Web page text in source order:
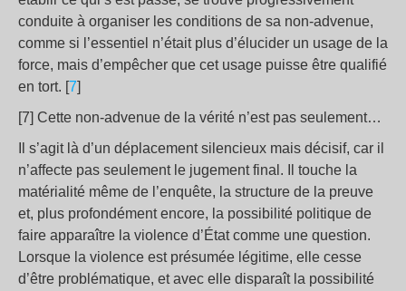
conduite à organiser les conditions de sa non-advenue,
comme si l’essentiel n’était plus d’élucider un usage de la
force, mais d’empêcher que cet usage puisse être qualifié
en tort. [7]
[7] Cette non-advenue de la vérité n’est pas seulement…
Il s’agit là d’un déplacement silencieux mais décisif, car il
n’affecte pas seulement le jugement final. Il touche la
matérialité même de l’enquête, la structure de la preuve
et, plus profondément encore, la possibilité politique de
faire apparaître la violence d’État comme une question.
Lorsque la violence est présumée légitime, elle cesse
d’être problématique, et avec elle disparaît la possibilité